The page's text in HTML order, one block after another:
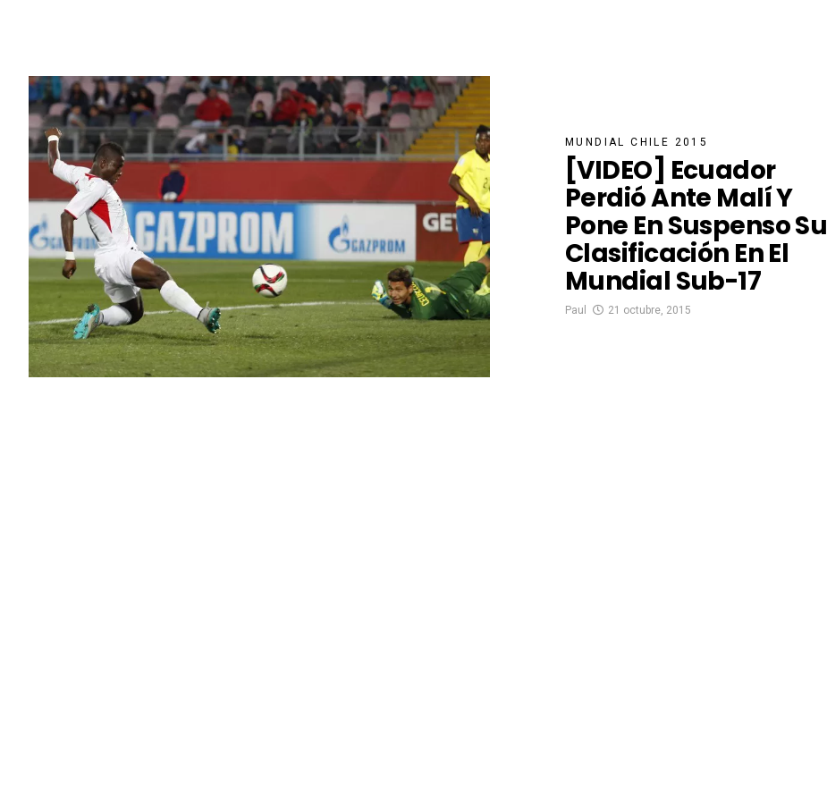
MUNDIAL CHILE 2015
[VIDEO] Ecuador
Perdió Ante Malí Y
Pone En Suspenso Su
Clasificación En El
Mundial Sub-17
Paul 21 octubre, 2015